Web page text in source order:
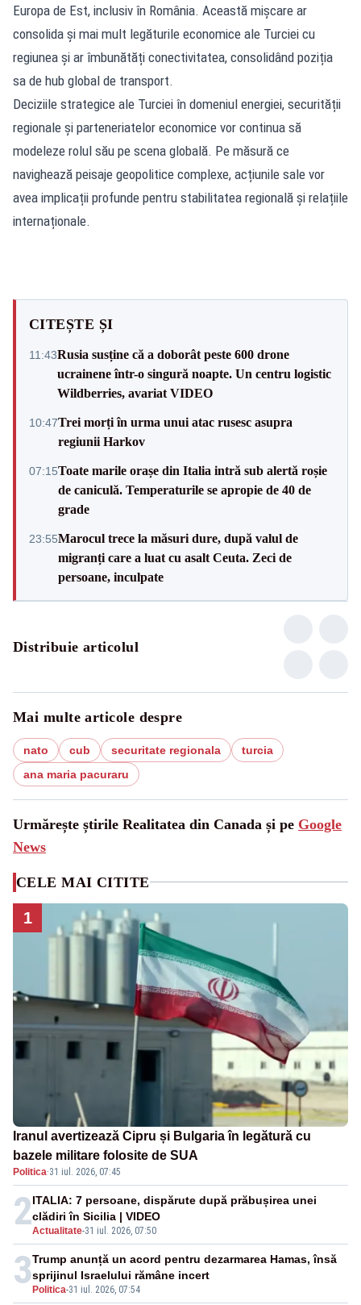
Europa de Est, inclusiv în România. Această mișcare ar
consolida și mai mult legăturile economice ale Turciei cu
regiunea și ar îmbunătăți conectivitatea, consolidând poziția
sa de hub global de transport.
Deciziile strategice ale Turciei în domeniul energiei, securității
regionale și parteneriatelor economice vor continua să
modeleze rolul său pe scena globală. Pe măsură ce
navighează peisaje geopolitice complexe, acțiunile sale vor
avea implicații profunde pentru stabilitatea regională și relațiile
internaționale.
CITEȘTE ȘI
11:43Rusia susține că a doborât peste 600 drone
ucrainene într-o singură noapte. Un centru logistic
Wildberries, avariat VIDEO
10:47Trei morți în urma unui atac rusesc asupra
regiunii Harkov
07:15Toate marile orașe din Italia intră sub alertă roșie
de caniculă. Temperaturile se apropie de 40 de
grade
23:55Marocul trece la măsuri dure, după valul de
migranți care a luat cu asalt Ceuta. Zeci de
persoane, inculpate
Distribuie articolul
Mai multe articole despre
nato cub securitate regionala
turcia
ana maria pacuraru
Urmărește știrile Realitatea din Canada și pe Google
News
CELE MAI CITITE
1
Iranul avertizează Cipru și Bulgaria în legătură cu
bazele militare folosite de SUA
Politica·31 iul. 2026, 07:45
2Actualitate-31 iul. 2026, 07:50
ITALIA: 7 persoane, dispărute după prăbușirea unei
clădiri în Sicilia | VIDEO
3 Politica-31 iul. 2026, 07:54
Trump anunță un acord pentru dezarmarea Hamas, însă
sprijinul Israelului rămâne incert